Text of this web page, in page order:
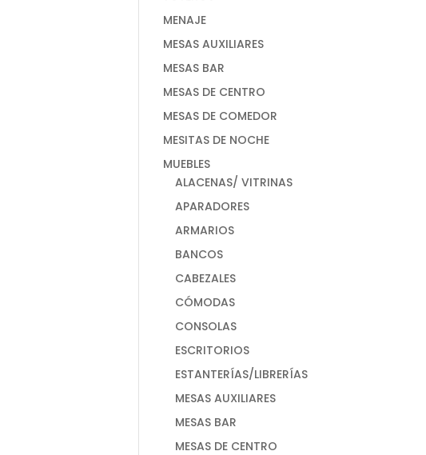
MENAJE
MESAS AUXILIARES
MESAS BAR
MESAS DE CENTRO
MESAS DE COMEDOR
MESITAS DE NOCHE
MUEBLES
ALACENAS/ VITRINAS
APARADORES
ARMARIOS
BANCOS
CABEZALES
CÓMODAS
CONSOLAS
ESCRITORIOS
ESTANTERÍAS/LIBRERÍAS
MESAS AUXILIARES
MESAS BAR
MESAS DE CENTRO